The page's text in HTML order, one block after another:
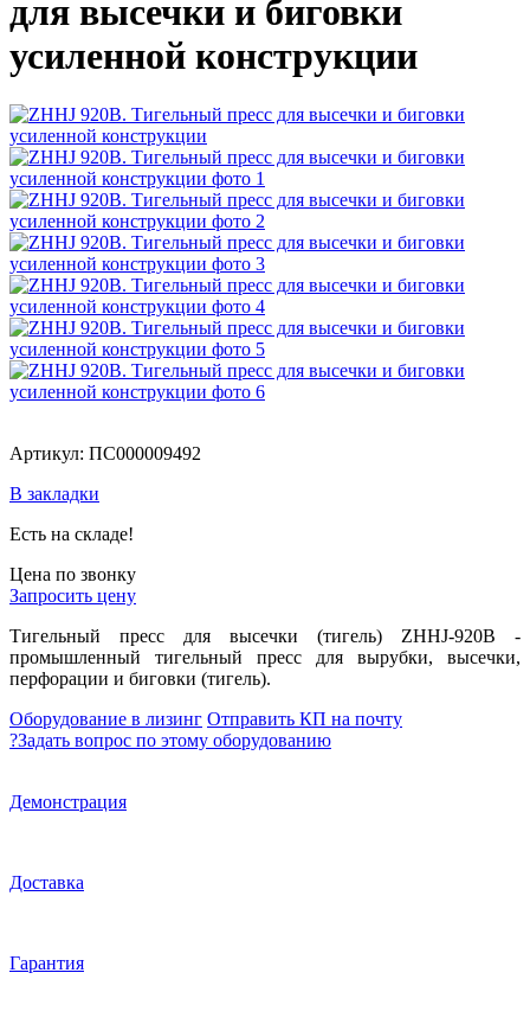
для высечки и биговки
усиленной конструкции
Артикул: ПС000009492
В закладки
Есть на складе!
Цена по звонку
Запросить цену
Тигельный пресс для высечки (тигель) ZHHJ-920В -
промышленный тигельный пресс для вырубки, высечки,
перфорации и биговки (тигель).
Оборудование в лизинг Отправить КП на почту
?Задать вопрос по этому оборудованию
Демонстрация
Доставка
Гарантия